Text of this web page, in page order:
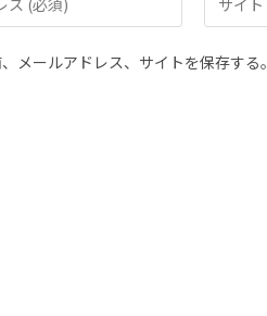
メールアドレス、サイトを保存する。